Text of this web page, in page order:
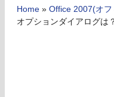
Home » Office 2007(オ
オプションダイアログは